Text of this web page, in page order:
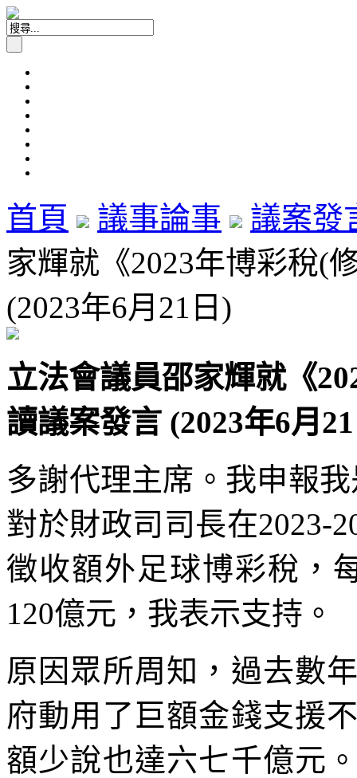
首頁 議事論事
議案發
家輝就《2023年博彩稅(
(2023年6月21日)
立法會議員邵家輝就《
讀議案發言 (2023年6月
多謝代理主席。我申報
對於財政司司長在2023-
徵收額外足球博彩稅，
120億元，我表示支持。
原因眾所周知，過去數
府動用了巨額金錢支援
額少說也達六七千億元